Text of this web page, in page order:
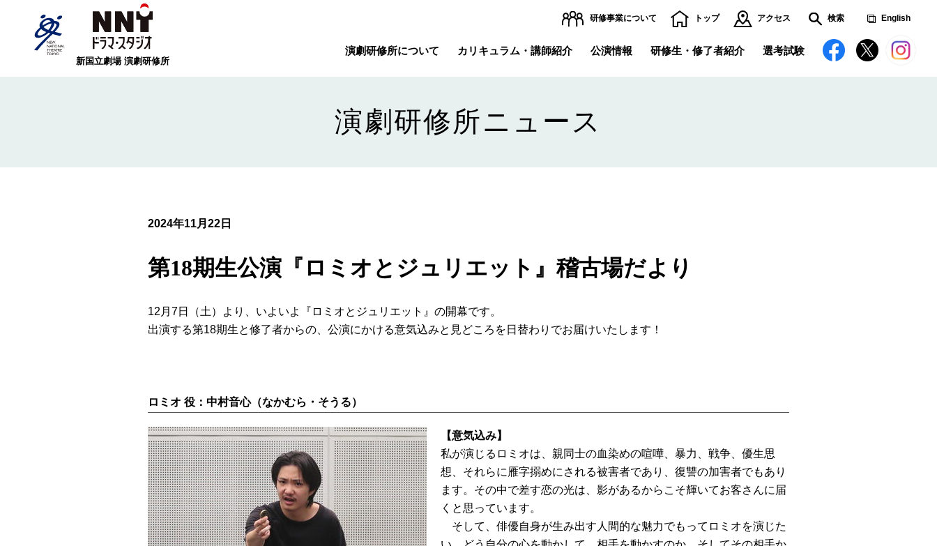
新国立劇場 演劇研修所
研修事業について トップ アクセス 検索 English
演劇研修所について カリキュラム・講師紹介 公演情報 研修生・修了者紹介 選考試験
演劇研修所ニュース
2024年11月22日
第18期生公演『ロミオとジュリエット』稽古場だより
12月7日（土）より、いよいよ『ロミオとジュリエット』の開幕です。
出演する第18期生と修了者からの、公演にかける意気込みと見どころを日替わりでお届けいたします！
ロミオ 役：中村音心（なかむら・そうる）
【意気込み】
私が演じるロミオは、親同士の血染めの喧嘩、暴力、戦争、優生思
想、それらに雁字搦めにされる被害者であり、復讐の加害者でもあり
ます。その中で差す恋の光は、影があるからこそ輝いてお客さんに届
くと思っています。
そして、俳優自身が生み出す人間的な魅力でもってロミオを演じた